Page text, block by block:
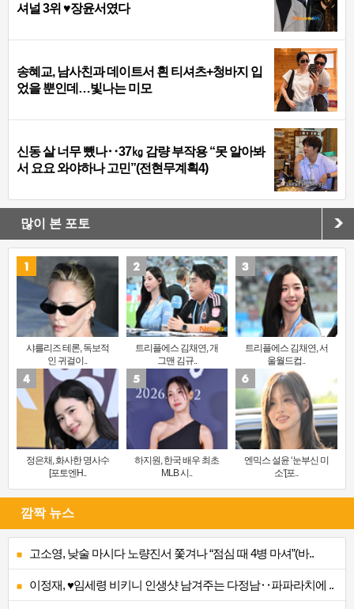
셔널 3위 ♥장윤서였다
송혜교, 남사친과 데이트서 흰 티셔츠+청바지 입
었을 뿐인데…빛나는 미모
신동 살 너무 뺐나‥37㎏ 감량 부작용 “못 알아봐
서 요요 와야하나 고민”(전현무계획4)
많이 본 포토
샤를리즈 테론, 독보적
인 귀걸이..
트리플에스 김채연, 개
그맨 김규..
트리플에스 김채연, 서
울월드컵..
정은채, 화사한 명사수
[포토엔H..
하지원, 한국 배우 최초
MLB 시..
엔믹스 설윤 ‘눈부신 미
소’[포..
깜짝 뉴스
고소영, 낮술 마시다 노량진서 쫓겨나 “점심 때 4병 마셔”(바..
이정재, ♥임세령 비키니 인생샷 남겨주는 다정남‥파파라치에 ..